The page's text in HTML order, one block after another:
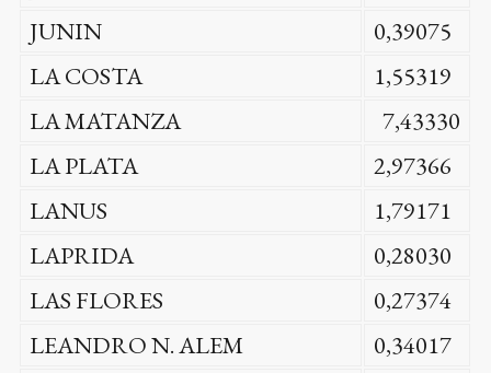
JUNIN
0,39075
LA COSTA
1,55319
LA MATANZA
7,43330
LA PLATA
2,97366
LANUS
1,79171
LAPRIDA
0,28030
LAS FLORES
0,27374
LEANDRO N. ALEM
0,34017